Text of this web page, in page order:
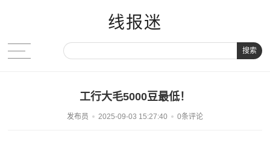
线报迷
搜索
工行大毛5000豆最低！
发布员 2025-09-03 15:27:40 0条评论